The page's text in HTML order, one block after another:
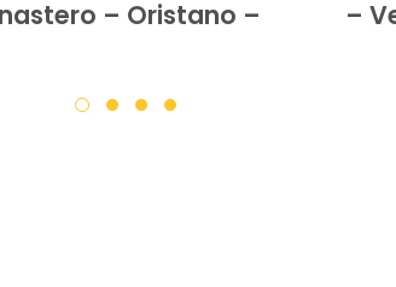
– Oristano –
–